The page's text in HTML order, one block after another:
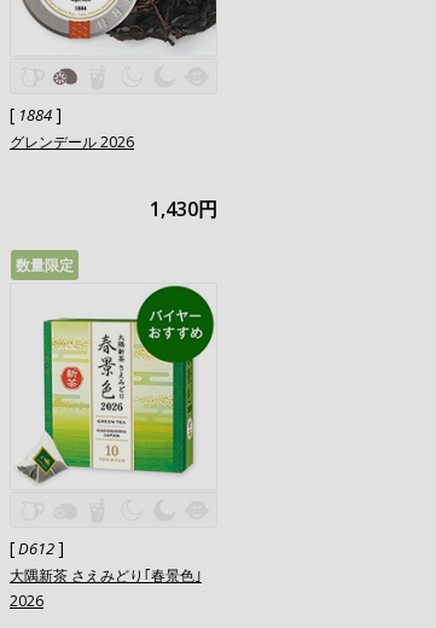
[ 1884]
グレンデール 2026
1,430円
数量限定
[D612]
大隅新茶 さえみどり｢春景色｣
2026